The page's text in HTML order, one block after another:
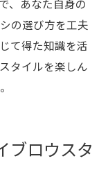
、あなた自身の
の選び方を工夫
て得た知識を活
タイルを楽しん
ブロウスタ